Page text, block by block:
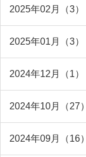
2025年02月（3）
2025年01月（3）
2024年12月（1）
2024年10月（27）
2024年09月（16）